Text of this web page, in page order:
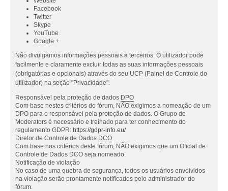
Facebook
Twitter
Skype
YouTube
Google +
Não divulgamos informações pessoais a terceiros. O utilizador pode
facilmente e claramente excluir todas as suas informações pessoais
(obrigatórias e opcionais) através do seu UCP (Painel de Controle do
utilizador) na seção "Privacidade".
Responsável pela proteção de dados DPO
Com base nestes critérios do fórum, NÃO exigimos a nomeação de um
DPO para o responsável pela proteção de dados. O Grupo de
Moderators é necessário e treinado para ter conhecimento do
regulamento GDPR: https://gdpr-info.eu/
Diretor de Controle de Dados DCO
Com base nos critérios deste fórum, NÃO exigimos que um Oficial de
Controle de Dados DCO seja nomeado.
Notificação de violação
No caso de uma quebra de segurança, todos os usuários envolvidos
na violação serão prontamente notificados pelo administrador do
fórum.